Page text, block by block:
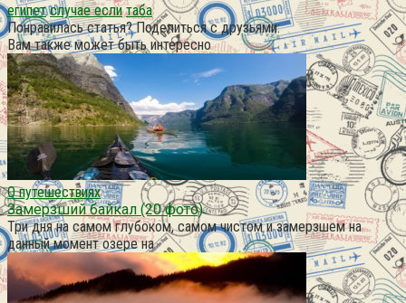
египет случае если таба
Понравилась статья? Поделиться с друзьями:
Вам также может быть интересно
О путешествиях
Замерзший байкал (20 фото)
Три дня на самом глубоком, самом чистом и замерзшем на
данный момент озере на